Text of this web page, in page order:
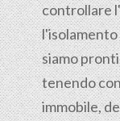
controllare
siamo
tenendo
immobile,